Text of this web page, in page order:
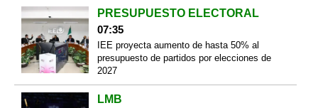
PRESUPUESTO ELECTORAL
07:35
IEE proyecta aumento de hasta 50% al
presupuesto de partidos por elecciones de
2027
LMB